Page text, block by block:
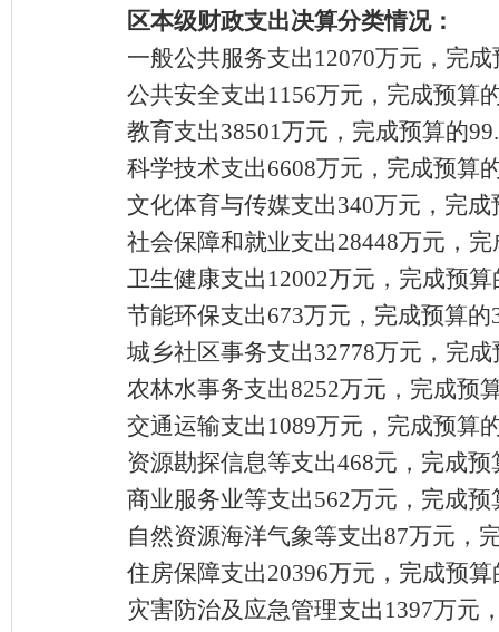
区本级财政支出决算分类情况：
一般公共服务支出 12070万元，完
公共安全支出 1156万元，完成预算
教育支出38501万元，完成预算的
科学技术支出6608万元，完成预算
文化体育与传媒支出340万元，完
社会保障和就业支出28448万元，
卫生健康支出 12002万元，完成预算
节能环保支出673万元，完成预算的
城乡社区事务支出32778万元，完
农林水事务支出8252万元，完成预
交通运输支出 1089万元，完成预算
资源勘探信息等支出468元，完成预
商业服务业等支出562万元，完成预
自然资源海洋气象等支出87万元，
住房保障支出20396万元，完成预算
灾害防治及应急管理支出 1397万元